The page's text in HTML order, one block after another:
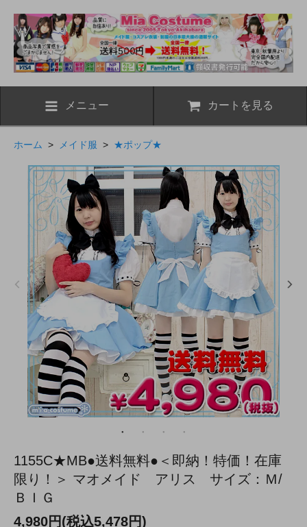
メニュー カートを見る
ホーム > メイド服 > ★ポップ★
1155C★MB●送料無料●＜即納！特価！在庫
限り！＞ マオメイド アリス サイズ：Ｍ/
ＢＩＧ
4,980円(税込5,478円)